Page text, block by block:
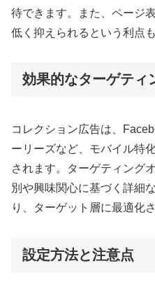
待できます。また、ページ
低く抑えられるという利点
効果的なターゲティ
コレクション広告は、
ーリーズなど、モバイル特
されます。ターゲティング
別や興味関心に基づく詳細
り、ターゲット層に最適化
設定方法と注意点